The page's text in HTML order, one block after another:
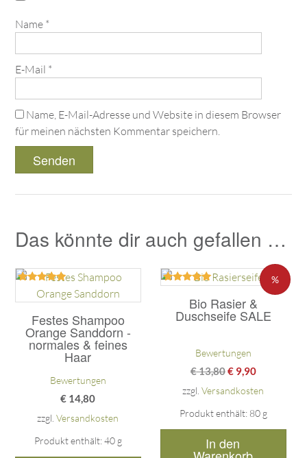
Name *
E-Mail *
Name, E-Mail-Adresse und Website in diesem Browser
für meinen nächsten Kommentar speichern.
Das könnte dir auch gefallen …
Festes Shampoo
Orange Sanddorn -
normales & feines
Haar
Bewertet
mit
von 5
Bewertungen
€ 14,80
zzgl.Versandkosten
Produkt enthält: 40 g
%
Bio Rasier &
Duschseife SALE
mit
5.00
von 5
Bewertungen
€13,80€9,90
zzgl.Versandkosten
Produkt enthält: 80 g
In den